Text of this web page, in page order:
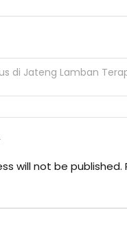
di Jateng Lamban
will not be published.